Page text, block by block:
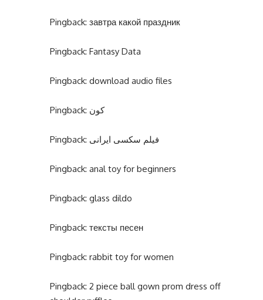
Pingback: завтра какой праздник
Pingback: Fantasy Data
Pingback: download audio files
Pingback: کون
Pingback: فیلم سکسی ایرانی
Pingback: anal toy for beginners
Pingback: glass dildo
Pingback: тексты песен
Pingback: rabbit toy for women
Pingback: 2 piece ball gown prom dress off